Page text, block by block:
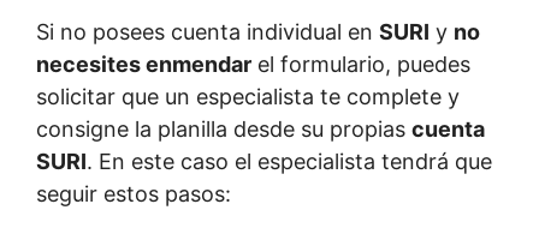
Si no posees cuenta individual en SURI y no
necesites enmendar el formulario, puedes
solicitar que un especialista te complete y
consigne la planilla desde su propias cuenta
SURI. En este caso el especialista tendrá que
seguir estos pasos: